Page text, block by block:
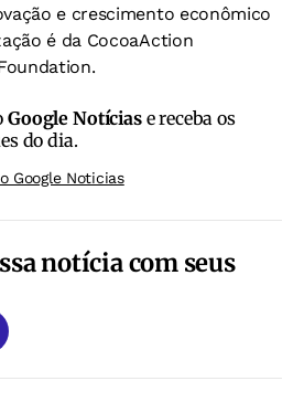
e crescimento econômico
é da CocoaAction
Google Notíciase receba os
do dia.
Google Noticias
notícia com seus